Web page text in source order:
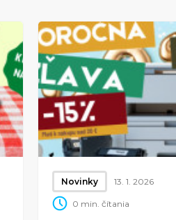
Novinky 13. 1. 2026
0 min. čítania